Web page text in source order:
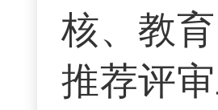
核、教
推荐评